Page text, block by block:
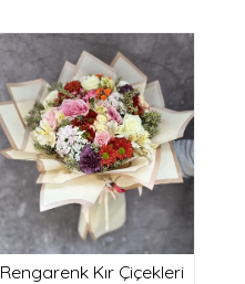
Rengarenk Kır Çiçekleri